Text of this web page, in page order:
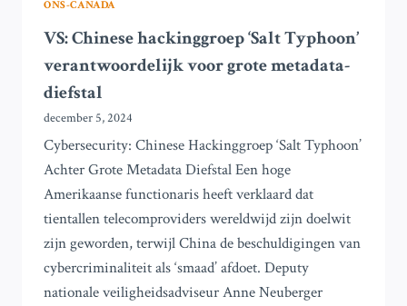
ONS-CANADA
VS: Chinese hackinggroep ‘Salt Typhoon’
verantwoordelijk voor grote metadata-
diefstal
december 5, 2024
Cybersecurity: Chinese Hackinggroep ‘Salt Typhoon’
Achter Grote Metadata Diefstal Een hoge
Amerikaanse functionaris heeft verklaard dat
tientallen telecomproviders wereldwijd zijn doelwit
zijn geworden, terwijl China de beschuldigingen van
cybercriminaliteit als ‘smaad’ afdoet. Deputy
nationale veiligheidsadviseur Anne Neuberger